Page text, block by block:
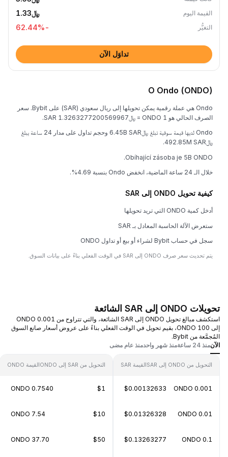
القيمة اليوم ﷼1.33
التغيُّر -62.44
%
تداوَل الآن
O Ondo (ONDO)
Ondo هي عملة رقمية يمكن تحويلها إلى ريال سعودي (SAR) على Bybit. سعر
الصرف الحالي هو 1 ONDO = ﷼1.3263277200569967 SAR.
Ondo لديها قيمة سوقية تبلغ ﷼6.45B SAR وحجم تداول على مدار 24 ساعة يبلغ
﷼492.85M SAR.
Obíhající zásoba je 5B ONDO.
خلال الـ 24 ساعة الماضية، انخفض Ondo بنسبة 4.69%.
كيفية تحويل ONDO إلى SAR
أدخل كمية ONDO التي تريد تحويلها
ستعرض الآلة الحاسبة المعادل بـ SAR
سجل في حساب Bybit لشراء أو بيع أو تداول ONDO
يتم تحديث سعر صرف ONDO إلى SAR في الوقت الفعلي بناءً على بيانات السوق.
تحويلات ONDO إلى SAR الشائعة
استكشف مبالغ تحويل ONDO إلى SAR الشائعة، والتي تتراوح من 0.001 ONDO
إلى 100 ONDO، بقيم تحويل في الوقت الفعلي بناءً على عروض أسعار صانع السوق
المُجمَّعة من Bybit.
الآنمنذ 24 ساعة منذ شهر واحدمنذ عام مضى
التحويل من ONDO إلى SAR القيمة SAR
0.001 ONDO
$0.00132633
0.01 ONDO
$0.01326328
0.1 ONDO
$0.13263277
التحويل من SAR إلى ONDO القيمة ONDO
$1
0.7540 ONDO
$10
7.54 ONDO
$50
37.70 ONDO